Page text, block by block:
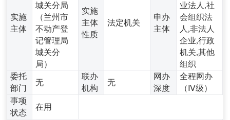
实施
主体
城关分局
（兰州市
不动产登
记管理局
城关分
局）
实施
主体
性质
法定机关
申办
主体
业法人,社
会组织法
人,非法人
企业,行政
机关,其他
组织
委托
部门
无
联办
机构
无
网办
深度
全程网办
（Ⅳ级）
事项
状态
在用